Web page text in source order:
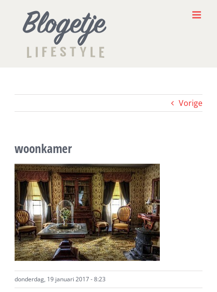
Vorige
woonkamer
donderdag, 19 januari 2017 - 8:23